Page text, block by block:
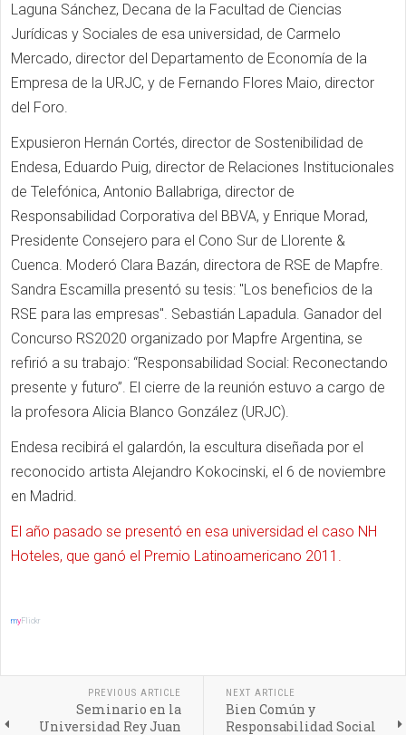
Laguna Sánchez, Decana de la Facultad de Ciencias
Jurídicas y Sociales de esa universidad, de Carmelo
Mercado, director del Departamento de Economía de la
Empresa de la URJC, y de Fernando Flores Maio, director
del Foro.
Expusieron Hernán Cortés, director de Sostenibilidad de
Endesa, Eduardo Puig, director de Relaciones Institucionales
de Telefónica, Antonio Ballabriga, director de
Responsabilidad Corporativa del BBVA, y Enrique Morad,
Presidente Consejero para el Cono Sur de Llorente &
Cuenca. Moderó Clara Bazán, directora de RSE de Mapfre.
Sandra Escamilla presentó su tesis: "Los beneficios de la
RSE para las empresas". Sebastián Lapadula. Ganador del
Concurso RS2020 organizado por Mapfre Argentina, se
refirió a su trabajo: “Responsabilidad Social: Reconectando
presente y futuro”. El cierre de la reunión estuvo a cargo de
la profesora Alicia Blanco González (URJC).
Endesa recibirá el galardón, la escultura diseñada por el
reconocido artista Alejandro Kokocinski, el 6 de noviembre
en Madrid.
El año pasado se presentó en esa universidad el caso NH
Hoteles, que ganó el Premio Latinoamericano 2011.
my Flickr
PREVIOUS ARTICLE
Seminario en la
Universidad Rey Juan
NEXT ARTICLE
Bien Común y
Responsabilidad Social